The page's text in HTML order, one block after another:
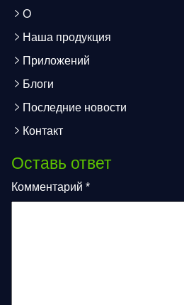
О
Наша продукция
Приложений
Блоги
Последние новости
Контакт
Оставь ответ
Комментарий *